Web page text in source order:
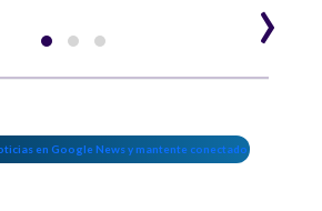
en Google News y mantente conectado